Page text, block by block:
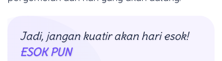
Jadi, jangan kuatir akan hari esok!
ESOK PUN